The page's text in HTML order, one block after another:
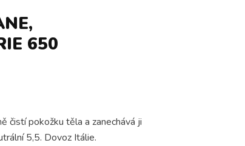
650
čistí pokožku těla a zanechává ji
5,5. Dovoz Itálie.